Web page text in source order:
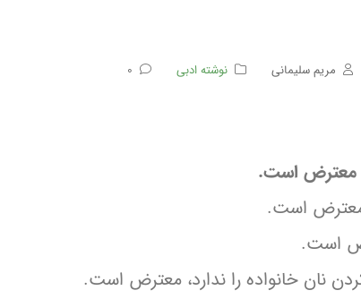
مریم سلیمانی نوشته ادبی 0
معترض است.
معترض است.
است.
نان خانواده را ندارد، معترض است.